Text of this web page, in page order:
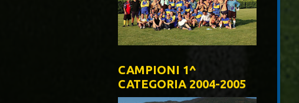
CAMPIONI 1^
CATEGORIA 2004-2005